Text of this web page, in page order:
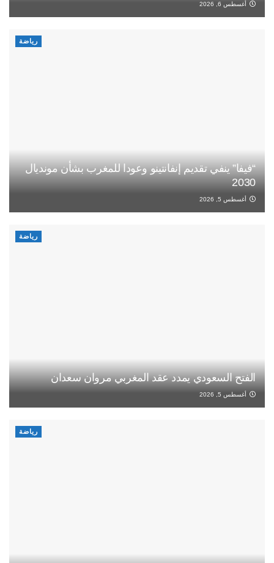
أغسطس 6, 2026
رياضة
“فيفا” ينفي تقديم إنفانتينو وعودا للمغرب بشأن مونديال
2030
أغسطس 5, 2026
رياضة
الفتح السعودي يمدد عقد المغربي مروان سعدان
أغسطس 5, 2026
رياضة